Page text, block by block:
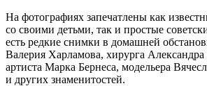
На фотографиях запечатлены как
со своими детьми, так и простые
есть редкие снимки в домашней
Валерия Харламова, хирурга
артиста Марка Бернеса, модельера
и других знаменитостей.